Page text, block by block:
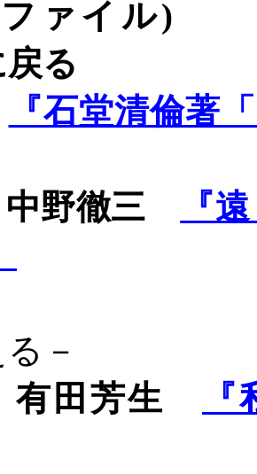
ァイル)
戻る
『石堂清倫著
徹三
『
－
芳生